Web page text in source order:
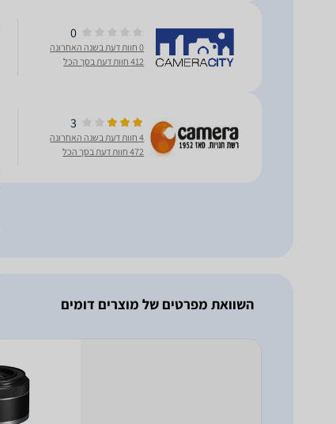
0
0 חוות דעת בשנה האחרונה
412 חוות דעת בסך הכל
3
4 חוות דעת בשנה האחרונה
472 חוות דעת בסך הכל
השוואת מפרטים של מוצרים דומים